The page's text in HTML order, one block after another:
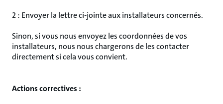
2 : Envoyer la lettre ci-jointe aux installateurs concernés.
Sinon, si vous nous envoyez les coordonnées de vos
installateurs, nous nous chargerons de les contacter
directement si cela vous convient.
Actions correctives :